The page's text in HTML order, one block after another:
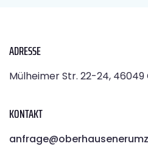
ADRESSE
Mülheimer Str. 22-24,
KONTAKT